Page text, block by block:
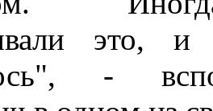
это, и
-